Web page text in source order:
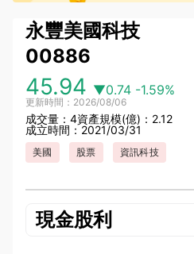
永豐美國科技
00886
45.94 ▼0.74 -1.59%
更新時間：2026/08/06
成交量：4資產規模(億)：2.12
成立時間：2021/03/31
美國 股票 資訊科技
現金股利